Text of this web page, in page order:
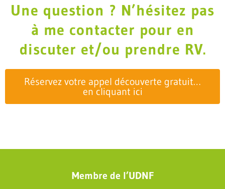
Une question ? N’hésitez pas
à me contacter pour en
discuter et/ou prendre RV.
Réservez votre appel découverte gratuit…
en cliquant ici
Membre de l’UDNF